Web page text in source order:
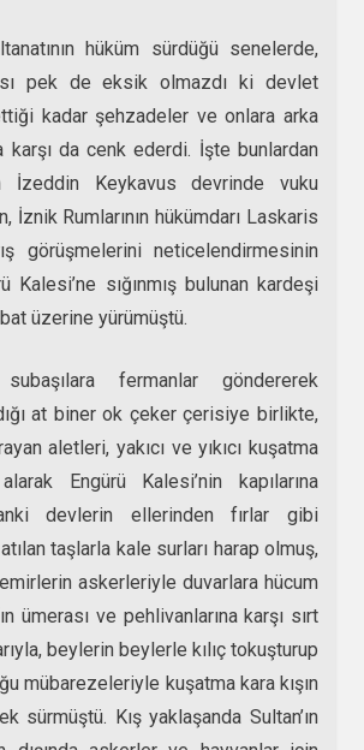
hüküm sürdüğü senelerde,
pek de eksik olmazdı ki devlet
kadar şehzadeler ve onlara arka
karşı da cenk ederdi. İşte bunlardan
Keykavus devrinde vuku
İznik Rumlarının hükümdarı Laskaris
görüşmelerini neticelendirmesinin
Kalesi’ne sığınmış bulunan kardeşi
üzerine yürümüştü.
fermanlar göndererek
at biner ok çeker çerisiye birlikte,
aletleri, yakıcı ve yıkıcı kuşatma
Engürü Kalesi’nin kapılarına
devlerin ellerinden fırlar gibi
taşlarla kale surları harap olmuş,
askerleriyle duvarlara hücum
ümerası ve pehlivanlarına karşı sırt
beylerin beylerle kılıç tokuşturup
mübarezeleriyle kuşatma kara kışın
sürmüştü. Kış yaklaşanda Sultan’ın